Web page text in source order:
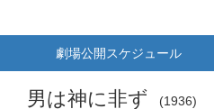
劇場公開スケジュール
男は神に非ず
1936